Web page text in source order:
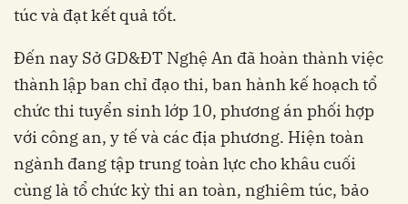
túc và đạt kết quả tốt.
Đến nay Sở GD&ĐT Nghệ An đã hoàn thành việc
thành lập ban chỉ đạo thi, ban hành kế hoạch tổ
chức thi tuyển sinh lớp 10, phương án phối hợp
với công an, y tế và các địa phương. Hiện toàn
ngành đang tập trung toàn lực cho khâu cuối
cùng là tổ chức kỳ thi an toàn, nghiêm túc, bảo